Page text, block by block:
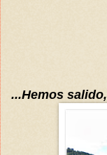
...Hemos